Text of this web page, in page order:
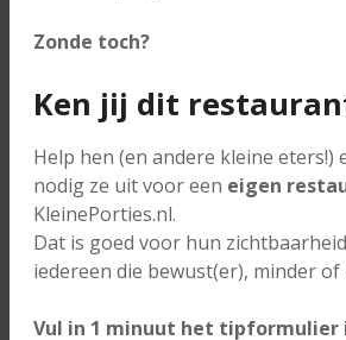
Zonde toch?
Ken jij dit
Help hen (en andere kleine eters!)
nodig ze uit voor een eigen
KleinePorties.nl.
Dat is goed voor hun
iedereen die bewust(er), minder
Vul in 1 minuut het tipformulier